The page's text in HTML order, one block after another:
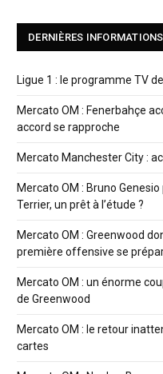
DERNIÈRES INFORMATIONS
Ligue 1 : le programme TV
Mercato OM : Fenerbahçe
accord se rapproche
Mercato Manchester City :
Mercato OM : Bruno
Terrier, un prêt à l’étude ?
Mercato OM : Greenwood
première offensive se
Mercato OM : un énorme
de Greenwood
Mercato OM : le retour
cartes